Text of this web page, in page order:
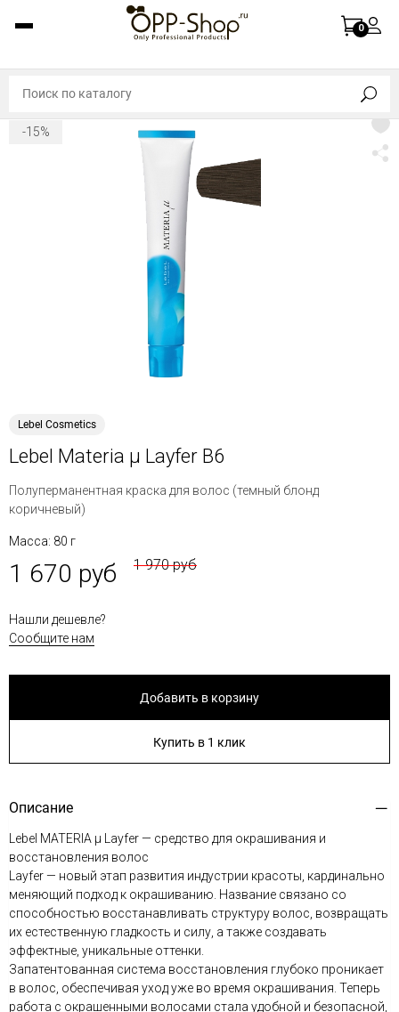
0
-15%
Lebel Cosmetics
Lebel Materia μ Layfer B6
Полуперманентная краска для волос (темный блонд
коричневый)
Масса: 80 г
1 670 руб 1 970 руб
Нашли дешевле?
Сообщите нам
Добавить в корзину
Купить в 1 клик
Описание
Lebel MATERIA μ Layfer — средство для окрашивания и
восстановления волос
Layfer — новый этап развития индустрии красоты, кардинально
меняющий подход к окрашиванию. Название связано со
способностью восстанавливать структуру волос, возвращать
их естественную гладкость и силу, а также создавать
эффектные, уникальные оттенки.
Запатентованная система восстановления глубоко проникает
в волос, обеспечивая уход уже во время окрашивания. Теперь
работа с окрашенными волосами стала удобной и безопасной,